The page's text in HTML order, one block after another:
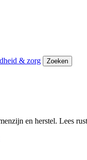
& zorg Zoeken
en herstel. Lees